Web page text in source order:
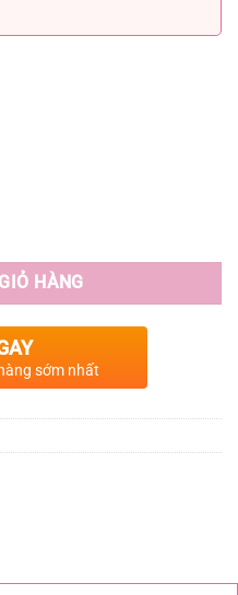
HÀNG
sớm nhất